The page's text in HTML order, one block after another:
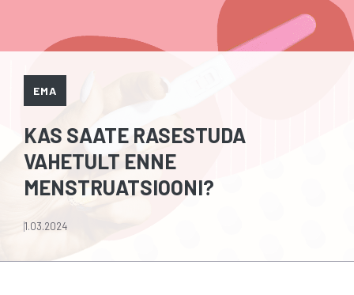
EMA
KAS SAATE RASESTUDA
VAHETULT ENNE
MENSTRUATSIOONI?
1.03.2024